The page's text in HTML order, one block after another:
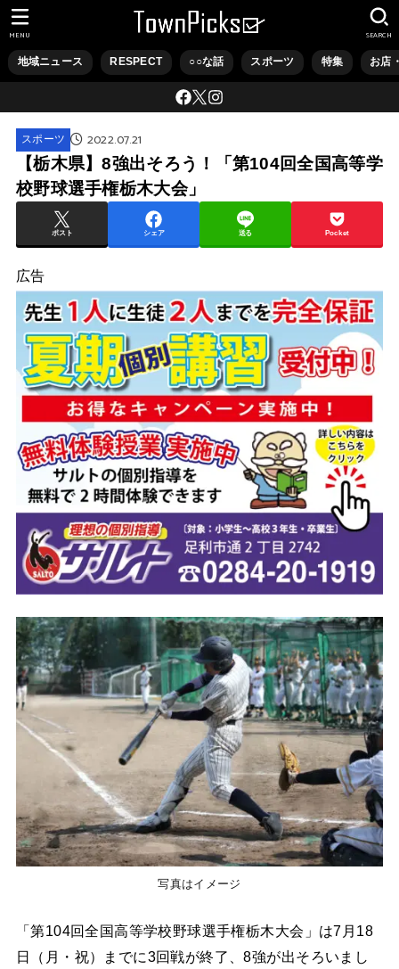
地域ニュース RESPECT ○○な話 スポーツ 特集 お店
SEARCH
MENU
スポーツ 2022.07.21
【栃木県】8強出そろう！「第104回全国高等学
校野球選手権栃木大会」
ポスト シェア 送る Pocket
広告
写真はイメージ
「第104回全国高等学校野球選手権栃木大会」は7月18
日（月・祝）までに3回戦が終了、8強が出そろいまし